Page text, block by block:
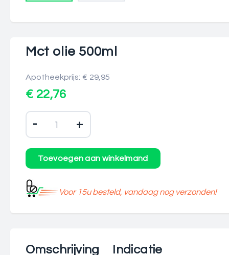
Mct olie 500ml
Apotheekprijs: € 29,95
€ 22,76
- +
Voor 15u besteld, vandaag nog verzonden!
Omschrijving
Indicatie